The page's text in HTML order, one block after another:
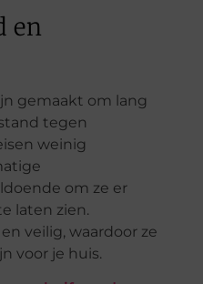
en
gemaakt om lang
tegen
weinig
om ze er
laten zien.
veilig, waardoor ze
voor je huis.